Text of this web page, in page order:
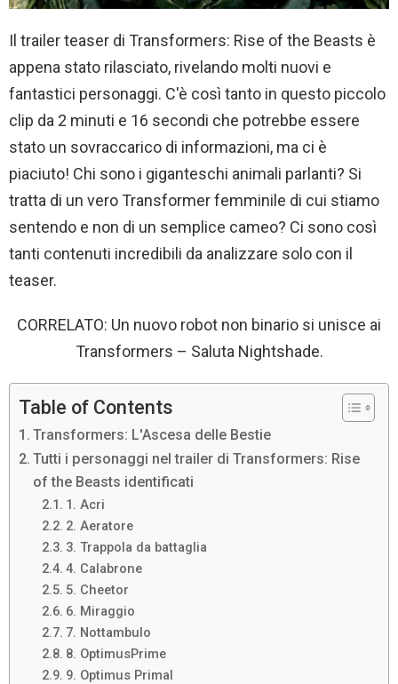
Il trailer teaser di Transformers: Rise of the Beasts è
appena stato rilasciato, rivelando molti nuovi e
fantastici personaggi. C'è così tanto in questo piccolo
clip da 2 minuti e 16 secondi che potrebbe essere
stato un sovraccarico di informazioni, ma ci è
piaciuto! Chi sono i giganteschi animali parlanti? Si
tratta di un vero Transformer femminile di cui stiamo
sentendo e non di un semplice cameo? Ci sono così
tanti contenuti incredibili da analizzare solo con il
teaser.
CORRELATO: Un nuovo robot non binario si unisce ai
Transformers – Saluta Nightshade.
Table of Contents
Transformers: L'Ascesa delle Bestie
Tutti i personaggi nel trailer di Transformers: Rise
of the Beasts identificati
1. Acri
2. Aeratore
3. Trappola da battaglia
4. Calabrone
5. Cheetor
6. Miraggio
7. Nottambulo
8. OptimusPrime
9. Optimus Primal